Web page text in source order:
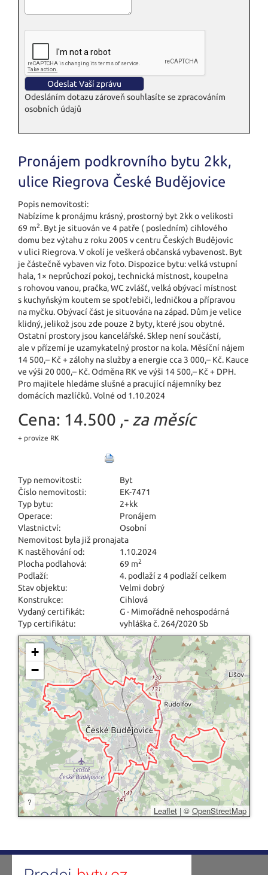
Odesláním dotazu zároveň souhlasíte se zpracováním
osobních údajů
Pronájem podkrovního bytu 2kk,
ulice Riegrova České Budějovice
Popis nemovitosti:
Nabízíme k pronájmu krásný, prostorný byt 2kk o velikosti
69 m2. Byt je situován ve 4 patře ( posledním) cihlového
domu bez výtahu z roku 2005 v centru Českých Budějovic
v ulici Riegrova. V okolí je veškerá občanská vybavenost. Byt
je částečně vybaven viz foto. Dispozice bytu: velká vstupní
hala, 1× neprůchozí pokoj, technická místnost, koupelna
s rohovou vanou, pračka, WC zvlášť, velká obývací místnost
s kuchyňským koutem se spotřebiči, ledničkou a přípravou
na myčku. Obývací část je situována na západ. Dům je velice
klidný, jelikož jsou zde pouze 2 byty, které jsou obytné.
Ostatní prostory jsou kancelářské. Sklep není součástí,
ale v přízemí je uzamykatelný prostor na kola. Měsíční nájem
14 500,– Kč + zálohy na služby a energie cca 3 000,– Kč. Kauce
ve výši 20 000,– Kč. Odměna RK ve výši 14 500,– Kč + DPH.
Pro majitele hledáme slušné a pracující nájemníky bez
domácích mazlíčků. Volné od 1.10.2024
Cena: 14.500 ,- za měsíc
+ provize RK
Typ nemovitosti:
Byt
Číslo nemovitosti:
EK-7471
Typ bytu:
2+kk
Operace:
Pronájem
Vlastnictví:
Osobní
Nemovitost byla již pronajata
K nastěhování od:
1.10.2024
Plocha podlahová:
69 m2
Podlaží:
4. podlaží z 4 podlaží celkem
Stav objektu:
Velmi dobrý
Konstrukce:
Cihlová
Vydaný certifikát:
G - Mimořádně nehospodárná
Typ certifikátu:
vyhláška č. 264/2020 Sb
+
−
?
Leaflet | © OpenStreetMap